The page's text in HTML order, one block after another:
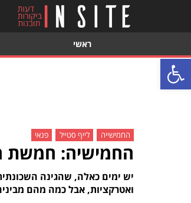
פתח סרגל נגישות
ראשי
החמישייה לייף סטייל פנאי
החמישיה: חמשת
יש ימים כאלה, שהגינה
ואטרקציות, אבל כמה מהם